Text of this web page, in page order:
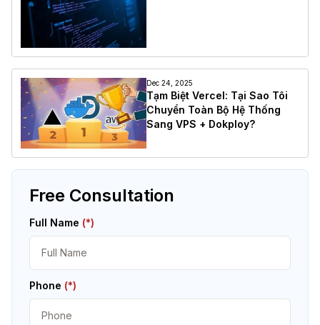
Free Consultation
Full Name (*)
Phone (*)
Dec 24, 2025
Tạm Biệt Vercel: Tại Sao Tôi
Chuyển Toàn Bộ Hệ Thống
Sang VPS + Dokploy?